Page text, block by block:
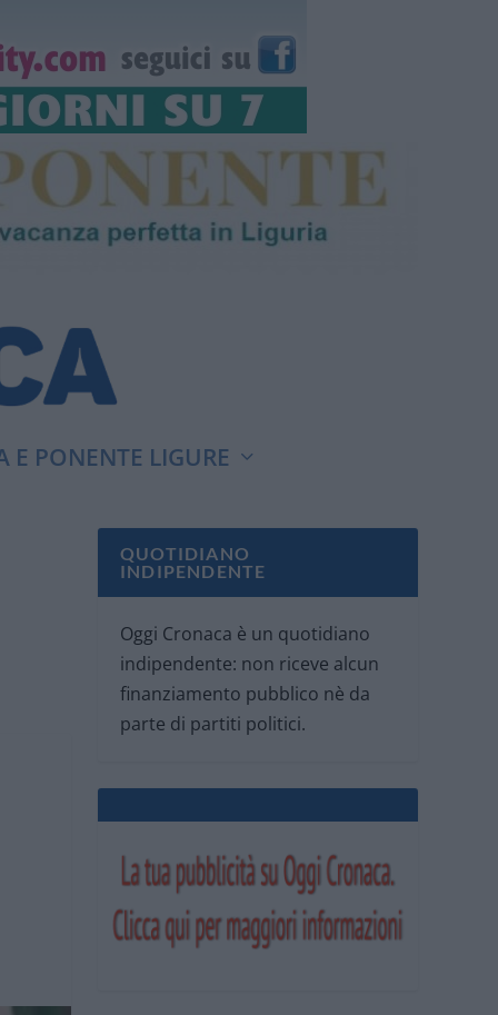
PONENTE LIGURE
QUOTIDIANO
INDIPENDENTE
Oggi Cronaca è un quotidiano
indipendente: non riceve alcun
finanziamento pubblico nè da
parte di partiti politici.